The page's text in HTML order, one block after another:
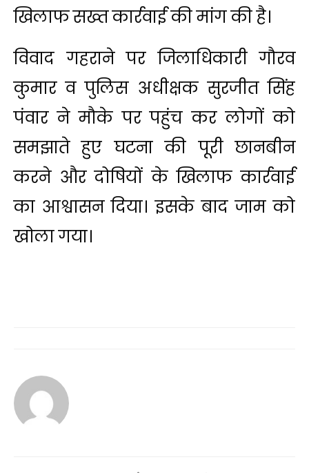
खिलाफ सख्त कार्रवाई की मांग की है।
विवाद गहराने पर जिलाधिकारी गौरव
कुमार व पुलिस अधीक्षक सुरजीत सिंह
पंवार ने मौके पर पहुंच कर लोगों को
समझाते हुए घटना की पूरी छानबीन
करने और दोषियों के खिलाफ कार्रवाई
का आश्वासन दिया। इसके बाद जाम को
खोला गया।